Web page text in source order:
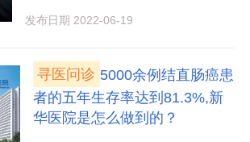
发布日期 2022-06-19
寻医问诊 5000余例结直肠癌患
者的五年生存率达到81.3%,新
华医院是怎么做到的？